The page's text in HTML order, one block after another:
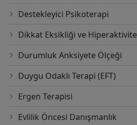
Destekleyici Psikoterapi
Dikkat Eksikliği ve Hiperaktivite
Durumluk Anksiyete Ölçeği
Duygu Odaklı Terapi (EFT)
Ergen Terapisi
Evlilik Öncesi Danışmanlık